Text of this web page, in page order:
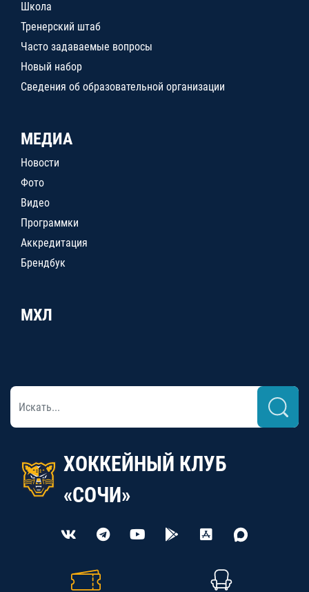
Школа
Тренерский штаб
Часто задаваемые вопросы
Новый набор
Сведения об образовательной организации
МЕДИА
Новости
Фото
Видео
Программки
Аккредитация
Брендбук
МХЛ
ХОККЕЙНЫЙ КЛУБ
«СОЧИ»